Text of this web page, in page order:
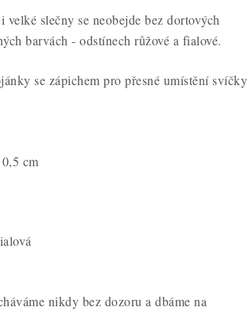
slečny se neobejde bez dortových
barvách - odstínech růžové a fialové.
se zápichem pro přesné umístění svíčky
cm
nikdy bez dozoru a dbáme na